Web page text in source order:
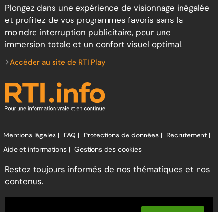
Plongez dans une expérience de visionnage inégalée
et profitez de vos programmes favoris sans la
moindre interruption publicitaire, pour une
immersion totale et un confort visuel optimal.
Accéder au site de RTI Play
Mentions légales | FAQ | Protections de données | Recrutement |
Aide et informations | Gestions des cookies
Restez toujours informés de nos thématiques et nos
contenus.